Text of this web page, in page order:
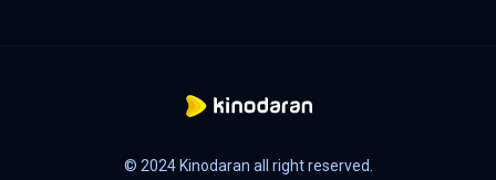
© 2024 Kinodaran all right reserved.